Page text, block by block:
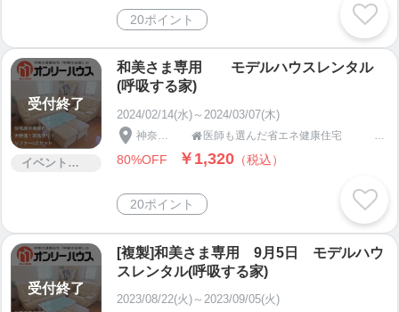
の適正価格住宅。
限られたスペースの中でお施主様のご要望を充分に
満たす注文建築。自由な間取り設計や37年間の実践
で培った豊富なアイデアでご要望を満たす注文建築
で、家作りの楽しさを提供しています。
入居者のアレルゲン反応が下がったインタビュー。
動画を見てください。https://www.youtube.com/watc
h?v=6x8FuyRB8MQ&feature=youtu.be
住まう人の健康を第一に、良質な素材にこだわるオ
ンリーワンのサービスを目指します。
アレルギー反応検査データーが裏付ける、医師も選
20ポイント
受付終了
イベント・セミナー・交流会
和美さま専用 モデルハウスレンタル
(呼吸する家)
2024/02/14(水)～2024/03/07(木)
神奈川県  医師も選んだ省エネ健康住宅 呼吸する家のオンリーハウス
80%OFF ￥1,320 （税込）
20ポイント
受付終了
[複製]和美さま専用 9月5日 モデルハウ
スレンタル(呼吸する家)
2023/08/22(火)～2023/09/05(火)